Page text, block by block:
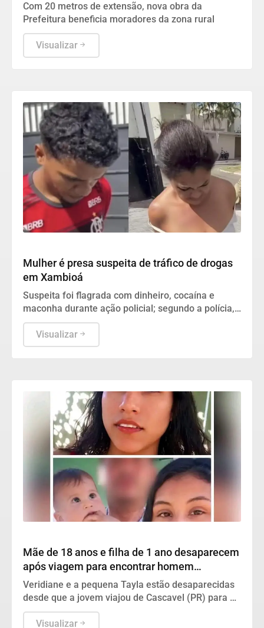
Com 20 metros de extensão, nova obra da
Prefeitura beneficia moradores da zona rural
Visualizar
Mulher é presa suspeita de tráfico de drogas
em Xambioá
Suspeita foi flagrada com dinheiro, cocaína e
maconha durante ação policial; segundo a polícia,
ela já tinha passagem pelo mesmo crime
Visualizar
Mãe de 18 anos e filha de 1 ano desaparecem
após viagem para encontrar homem
conhecido em jogo online
Veridiane e a pequena Tayla estão desaparecidas
desde que a jovem viajou de Cascavel (PR) para o
litoral de São Paulo
Visualizar